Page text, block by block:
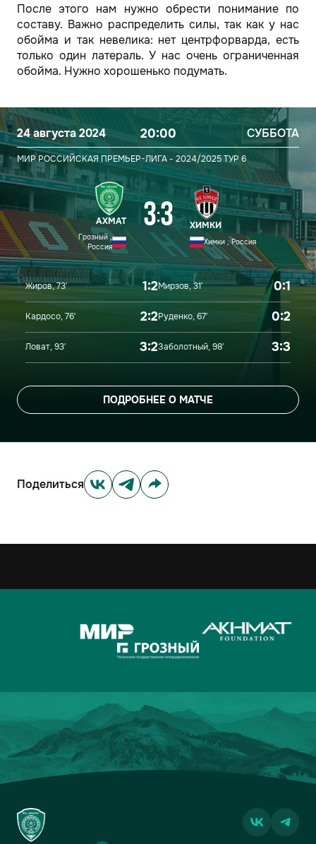
После этого нам нужно обрести понимание по
составу. Важно распределить силы, так как у нас
обойма и так невелика: нет центрфорварда, есть
только один латераль. У нас очень ограниченная
обойма. Нужно хорошенько подумать.
24 августа 2024 20:00 СУББОТА
МИР РОССИЙСКАЯ ПРЕМЬЕР-ЛИГА - 2024/2025ТУР 6
АХМАТ
Грозный ,
Россия
3:3 ХИМКИ
Химки , Россия
Жиров, 73′ 1:2
Кардосо, 76′ 2:2
Ловат, 93′ 3:2
Мирзов, 31′ 0:1
Руденко, 67′ 0:2
Заболотный, 98′ 3:3
ПОДРОБНЕЕ О МАТЧЕ
Поделиться